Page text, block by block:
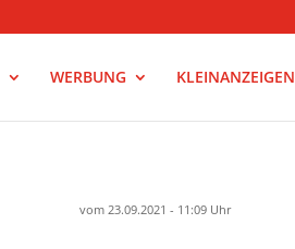
WERBUNG KLEINANZEIGEN
vom 23.09.2021 - 11:09 Uhr